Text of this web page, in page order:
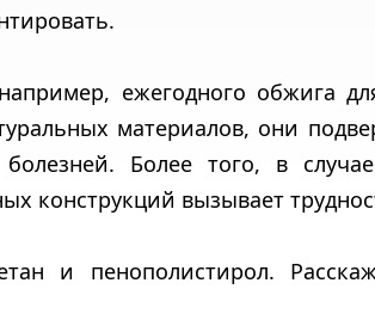
ежегодного обжига
материалов, они
Более того, в
конструкций вызывает
и пенополистирол.